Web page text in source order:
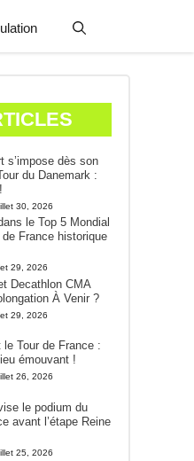
s’impose dès son
du Danemark :
30, 2026
le Top 5 Mondial
France historique
29, 2026
Decathlon CMA
À Venir ?
29, 2026
Tour de France :
émouvant !
26, 2026
le podium du
avant l’étape Reine
25, 2026